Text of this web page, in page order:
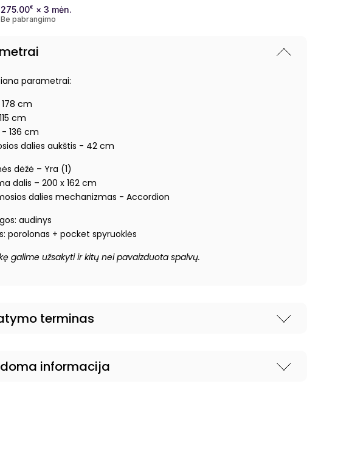
275.00€ × 3 mėn.
Be pabrangimo
parametrai:
cm
cm
136 cm
dalies aukštis - 42 cm
dėžė – Yra (1)
dalis – 200 x 162 cm
dalies mechanizmas - Accordion
audinys
porolonas + pocket spyruoklės
galime užsakyti ir kitų nei pavaizduota spalvų.
terminas
informacija